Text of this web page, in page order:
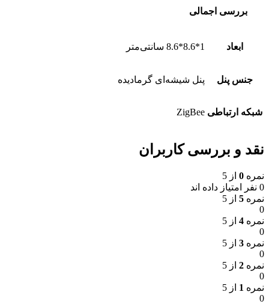
بررسی اجمالی
ابعاد 1*8.6*8.6 سانتی‌متر
جنس پنل پنل شیشه‌ای گرمادیده
شبکه ارتباطی ZigBee
نقد و بررسی کاربران
نمره 0 از 5
0 نفر امتیاز داده اند
نمره 5 از 5
0
نمره 4 از 5
0
نمره 3 از 5
0
نمره 2 از 5
0
نمره 1 از 5
0